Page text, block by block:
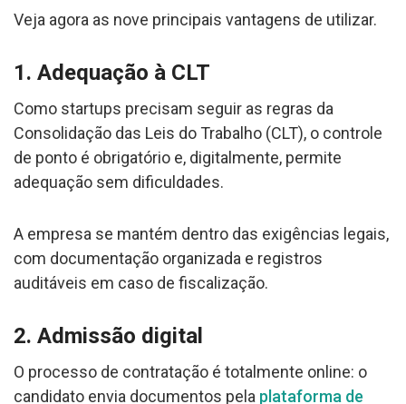
Veja agora as nove principais vantagens de utilizar.
1. Adequação à CLT
Como startups precisam seguir as regras da
Consolidação das Leis do Trabalho (CLT), o controle
de ponto é obrigatório e, digitalmente, permite
adequação sem dificuldades.
A empresa se mantém dentro das exigências legais,
com documentação organizada e registros
auditáveis em caso de fiscalização.
2. Admissão digital
O processo de contratação é totalmente online: o
candidato envia documentos pela plataforma de